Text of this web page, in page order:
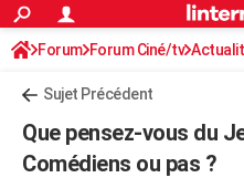
ACTUALITÉS
Politique
Société
Faits Divers
Education
Monde
Villes
+
Programme TV
TNTStreaming
Cinéma
Sorties cinéma
Musique
+FINANCE
Forum Forum Ciné/tv
Sujet Précédent
Que pensez-vous du
Comédiens ou pas ?